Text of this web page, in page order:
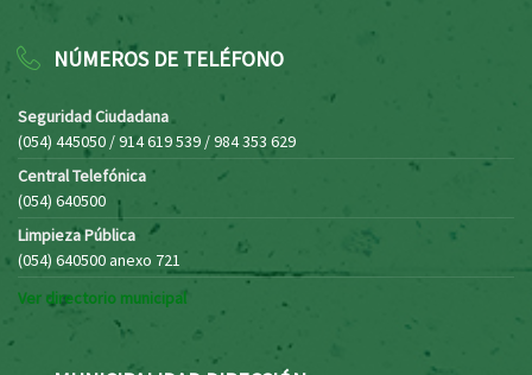
NÚMEROS DE TELÉFONO
Seguridad Ciudadana
(054) 445050 / 914 619 539 / 984 353 629
Central Telefónica
(054) 640500
Limpieza Pública
(054) 640500 anexo 721
Ver directorio municipal